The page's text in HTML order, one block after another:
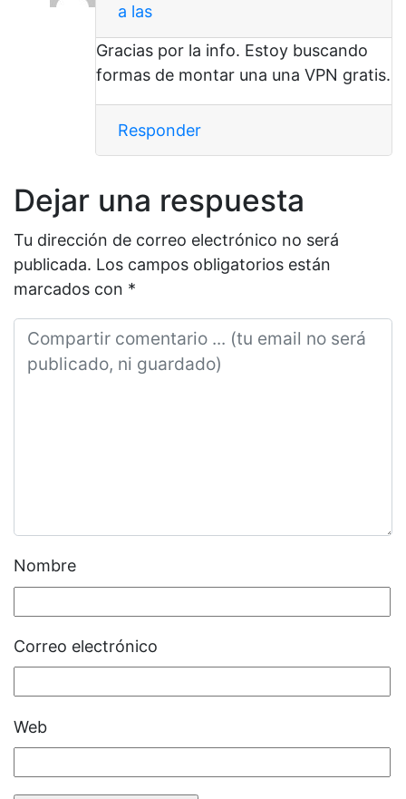
a las
Gracias por la info. Estoy buscando
formas de montar una una VPN gratis.
Responder
Dejar una respuesta
Tu dirección de correo electrónico no será
publicada. Los campos obligatorios están
marcados con *
Nombre
Correo electrónico
Web